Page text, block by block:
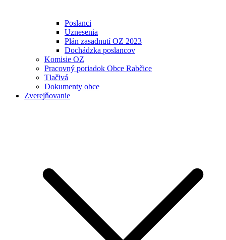
Poslanci
Uznesenia
Plán zasadnutí OZ 2023
Dochádzka poslancov
Komisie OZ
Pracovný poriadok Obce Rabčice
Tlačivá
Dokumenty obce
Zverejňovanie